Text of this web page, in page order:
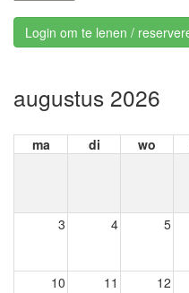
Login om te lenen /
augustus 2026
ma di wo
3 4 5
10 11 12